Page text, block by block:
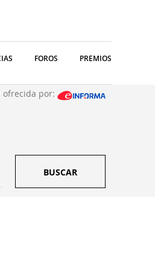
FOROS PREMIOS
ofrecida por:
BUSCAR